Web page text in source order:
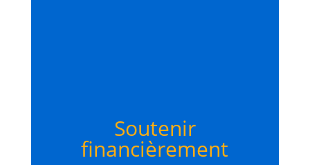
Soutenir
financièrement